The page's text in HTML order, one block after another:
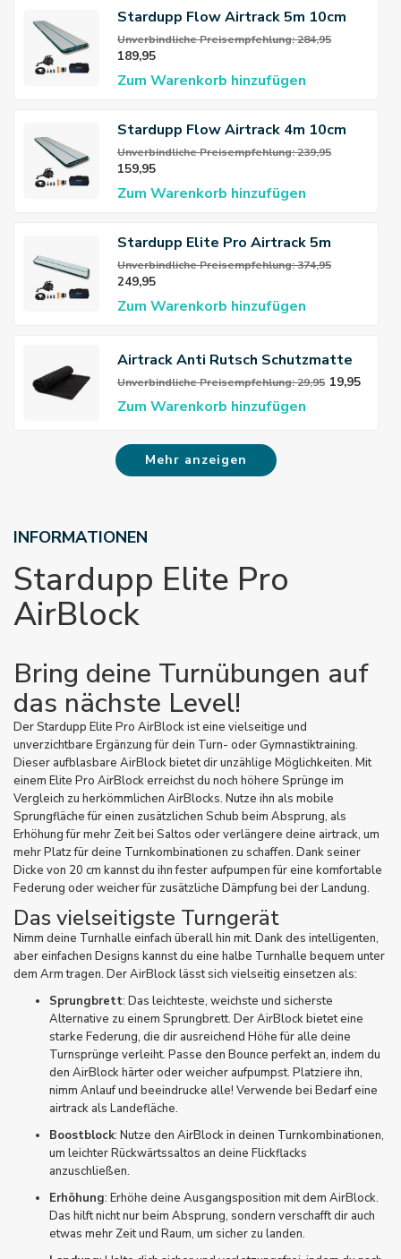
Stardupp Flow Airtrack 5m 10cm
Unverbindliche Preisempfehlung: 284,95
189,95
Zum Warenkorb hinzufügen
Stardupp Flow Airtrack 4m 10cm
Unverbindliche Preisempfehlung: 239,95
159,95
Zum Warenkorb hinzufügen
Stardupp Elite Pro Airtrack 5m
20cm
Unverbindliche Preisempfehlung: 374,95
249,95
Zum Warenkorb hinzufügen
Airtrack Anti Rutsch Schutzmatte
Unverbindliche Preisempfehlung: 29,95 19,95
Zum Warenkorb hinzufügen
Mehr anzeigen
INFORMATIONEN
Stardupp Elite Pro
AirBlock
Bring deine Turnübungen auf
das nächste Level!
Der Stardupp Elite Pro AirBlock ist eine vielseitige und
unverzichtbare Ergänzung für dein Turn- oder Gymnastiktraining.
Dieser aufblasbare AirBlock bietet dir unzählige Möglichkeiten. Mit
einem Elite Pro AirBlock erreichst du noch höhere Sprünge im
Vergleich zu herkömmlichen AirBlocks. Nutze ihn als mobile
Sprungfläche für einen zusätzlichen Schub beim Absprung, als
Erhöhung für mehr Zeit bei Saltos oder verlängere deine airtrack, um
mehr Platz für deine Turnkombinationen zu schaffen. Dank seiner
Dicke von 20 cm kannst du ihn fester aufpumpen für eine komfortable
Federung oder weicher für zusätzliche Dämpfung bei der Landung.
Das vielseitigste Turngerät
Nimm deine Turnhalle einfach überall hin mit. Dank des intelligenten,
aber einfachen Designs kannst du eine halbe Turnhalle bequem unter
dem Arm tragen. Der AirBlock lässt sich vielseitig einsetzen als:
Sprungbrett: Das leichteste, weichste und sicherste
Alternative zu einem Sprungbrett. Der AirBlock bietet eine
starke Federung, die dir ausreichend Höhe für alle deine
Turnsprünge verleiht. Passe den Bounce perfekt an, indem du
den AirBlock härter oder weicher aufpumpst. Platziere ihn,
nimm Anlauf und beeindrucke alle! Verwende bei Bedarf eine
airtrack als Landefläche.
Boostblock: Nutze den AirBlock in deinen Turnkombinationen,
um leichter Rückwärtssaltos an deine Flickflacks
anzuschließen.
Erhöhung: Erhöhe deine Ausgangsposition mit dem AirBlock.
Das hilft nicht nur beim Absprung, sondern verschafft dir auch
etwas mehr Zeit und Raum, um sicher zu landen.